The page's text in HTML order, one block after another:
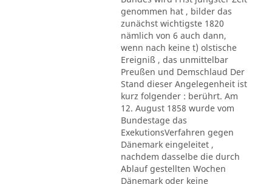
genommen hat , bilder das
zunächst wichtigste 1820
nämlich von 6 auch dann,
wenn nach keine t) olstische
Ereigniß , das unmittelbar
Preußen und Demschlaud Der
Stand dieser Angelegenheit ist
kurz folgender : berührt. Am
12. August 1858 wurde vom
Bundestage das
ExekutionsVerfahren gegen
Dänemark eingeleitet ,
nachdem dasselbe die durch
Ablauf gestellten Wochen
Dänemark oder keine